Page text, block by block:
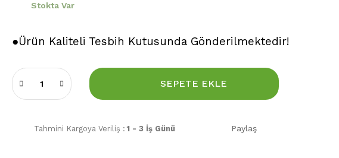
Stokta Var
●Ürün Kaliteli Tesbih Kutusunda Gönderilmektedir!
SEPETE EKLE
Tahmini Kargoya Veriliş : 1 - 3 İş Günü Paylaş